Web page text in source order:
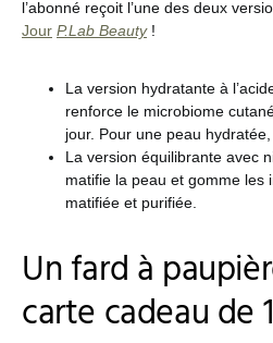
l’abonné reçoit l’une des deux
Jour P.Lab Beauty!
La version hydratante à
renforce le microbiome
jour. Pour une peau
La version équilibrante avec
matifie la peau et gomme les
matifiée et purifiée.
Un fard à
carte cadeau de